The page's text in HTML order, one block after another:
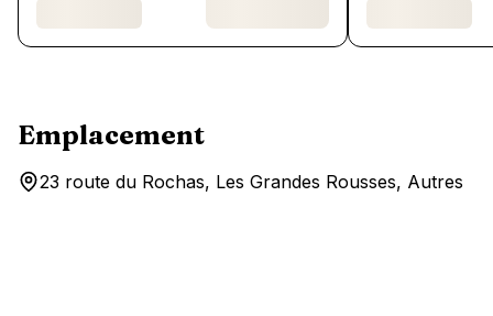
Emplacement
23 route du Rochas, Les Grandes Rousses, Autres